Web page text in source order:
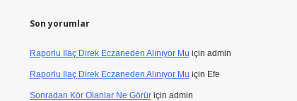
Son yorumlar
Raporlu Ilaç Direk Eczaneden Alınıyor Mu için admin
Raporlu Ilaç Direk Eczaneden Alınıyor Mu için Efe
Sonradan Kör Olanlar Ne Görüriçin admin